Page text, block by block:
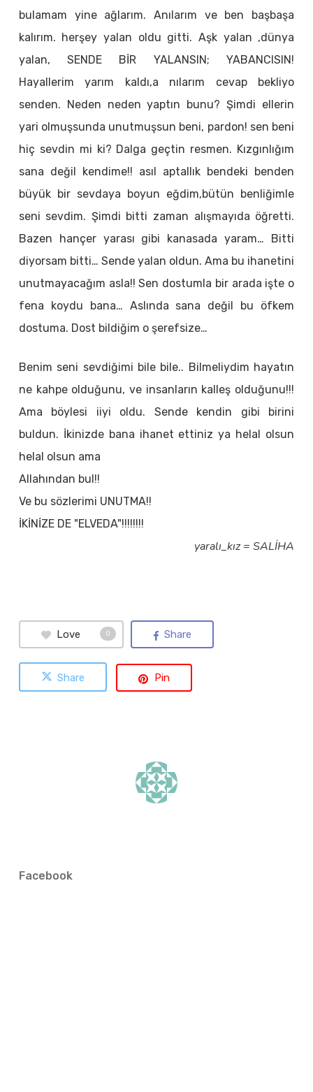
bulamam yine ağlarım. Anılarım ve ben başbaşa
kalırım. herşey yalan oldu gitti. Aşk yalan ,dünya
yalan, SENDE BİR YALANSIN; YABANCISIN!
Hayallerim yarım kaldı,a nılarım cevap bekliyo
senden. Neden neden yaptın bunu? Şimdi ellerin
yari olmuşsunda unutmuşsun beni, pardon! sen beni
hiç sevdin mi ki? Dalga geçtin resmen. Kızgınlığım
sana değil kendime!! asıl aptallık bendeki benden
büyük bir sevdaya boyun eğdim,bütün benliğimle
seni sevdim. Şimdi bitti zaman alışmayıda öğretti.
Bazen hançer yarası gibi kanasada yaram… Bitti
diyorsam bitti… Sende yalan oldun. Ama bu ihanetini
unutmayacağım asla!! Sen dostumla bir arada işte o
fena koydu bana… Aslında sana değil bu öfkem
dostuma. Dost bildiğim o şerefsize…
Benim seni sevdiğimi bile bile.. Bilmeliydim hayatın
ne kahpe olduğunu, ve insanların kalleş olduğunu!!!
Ama böylesi iiyi oldu. Sende kendin gibi birini
buldun. İkinizde bana ihanet ettiniz ya helal olsun
helal olsun ama
Allahından bul!!
Ve bu sözlerimi UNUTMA!!
İKİNİZE DE "ELVEDA"!!!!!!!!
yaralı_kız = SALİHA
Love 0 Share
Share Pin
Facebook